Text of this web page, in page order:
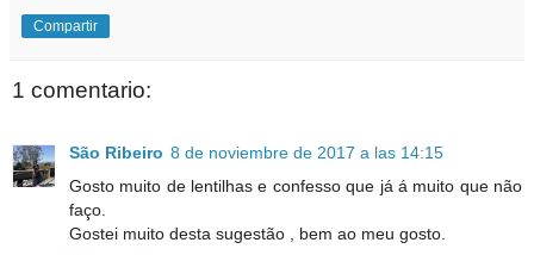
Compartir
1 comentario:
São Ribeiro 8 de noviembre de 2017 a las 14:15
Gosto muito de lentilhas e confesso que já á muito que não
faço.
Gostei muito desta sugestão , bem ao meu gosto.